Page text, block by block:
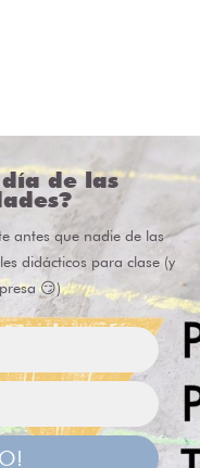
de las
antes que nadie de las
didácticos para clase (y
😏)